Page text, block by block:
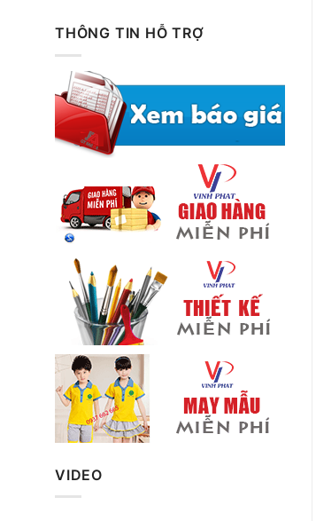
THÔNG TIN HỖ TRỢ
VIDEO